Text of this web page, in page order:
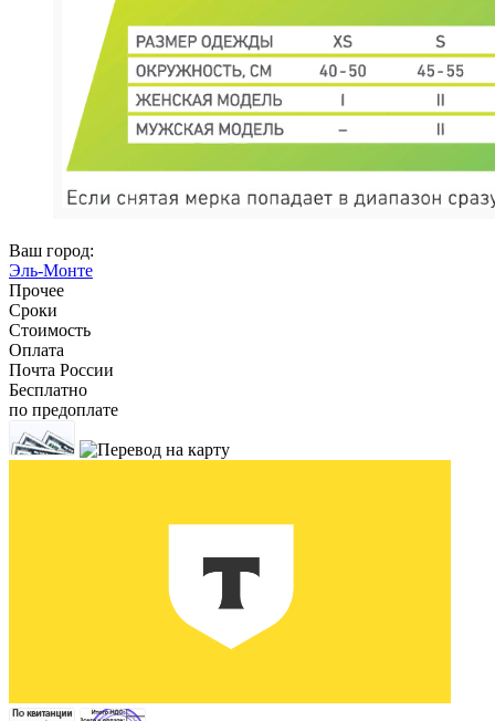
Ваш город:
Эль-Монте
Прочее
Сроки
Стоимость
Оплата
Почта России
Бесплатно
по предоплате